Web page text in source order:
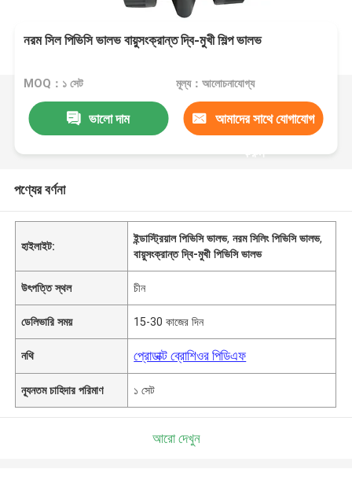
নরম সিল পিভিসি ভালভ বায়ুসংক্রান্ত দ্বি-মুখী শিল্প ভালভ
MOQ：১ সেট মূল্য：আলোচনাযোগ্য
ভালো দাম আমাদের সাথে যোগাযোগ
করুন
পণ্যের বর্ণনা
হাইলাইট:
ইন্ডাস্ট্রিয়াল পিভিসি ভালভ,নরম সিলিং পিভিসি ভালভ,
বায়ুসংক্রান্ত দ্বি-মুখী পিভিসি ভালভ
উৎপত্তি স্থল চীন
ডেলিভারি সময় 15-30 কাজের দিন
নথি প্রোডাক্ট ব্রোশিওর পিডিএফ
ন্যূনতম চাহিদার পরিমাণ ১ সেট
আরো দেখুন